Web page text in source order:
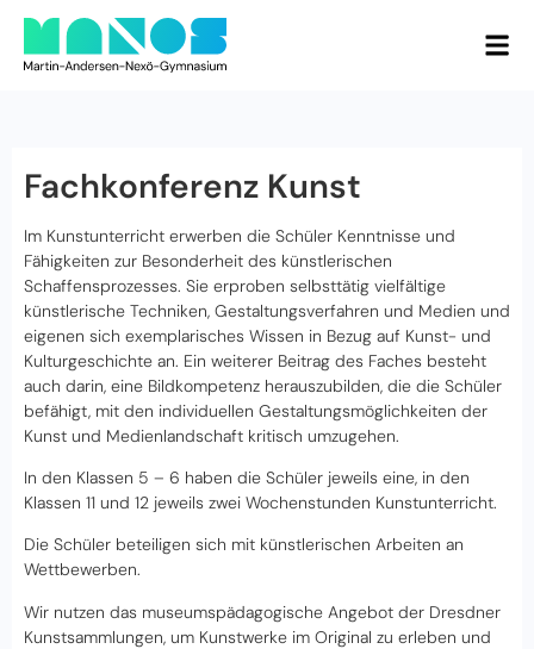
Fachkonferenz Kunst
Im Kunstunterricht erwerben die Schüler Kenntnisse und
Fähigkeiten zur Besonderheit des künstlerischen
Schaffensprozesses. Sie erproben selbsttätig vielfältige
künstlerische Techniken, Gestaltungsverfahren und Medien und
eigenen sich exemplarisches Wissen in Bezug auf Kunst- und
Kulturgeschichte an. Ein weiterer Beitrag des Faches besteht
auch darin, eine Bildkompetenz herauszubilden, die die Schüler
befähigt, mit den individuellen Gestaltungsmöglichkeiten der
Kunst und Medienlandschaft kritisch umzugehen.
In den Klassen 5 – 6 haben die Schüler jeweils eine, in den
Klassen 11 und 12 jeweils zwei Wochenstunden Kunstunterricht.
Die Schüler beteiligen sich mit künstlerischen Arbeiten an
Wettbewerben.
Wir nutzen das museumspädagogische Angebot der Dresdner
Kunstsammlungen, um Kunstwerke im Original zu erleben und